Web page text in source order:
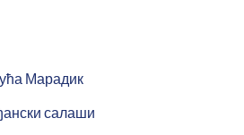
Марадик
салаши